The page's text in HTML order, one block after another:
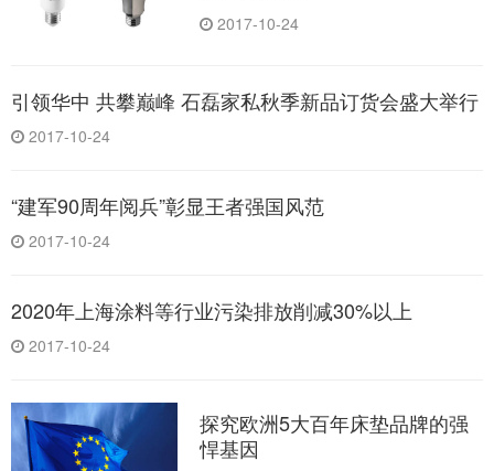
2017-10-24
引领华中 共攀巅峰 石磊家私秋季新品订货会盛大举行
2017-10-24
“建军90周年阅兵”彰显王者强国风范
2017-10-24
2020年上海涂料等行业污染排放削减30%以上
2017-10-24
探究欧洲5大百年床垫品牌的强
悍基因